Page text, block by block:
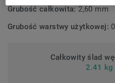
Grubość całkowita: 2,60 mm
Grubość warstwy użytkowej:
Całkowity ślad
2.41 kg